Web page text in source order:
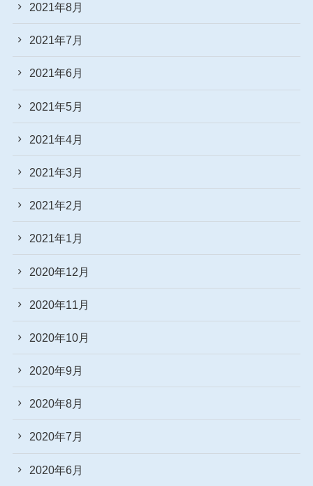
2021年8月
2021年7月
2021年6月
2021年5月
2021年4月
2021年3月
2021年2月
2021年1月
2020年12月
2020年11月
2020年10月
2020年9月
2020年8月
2020年7月
2020年6月